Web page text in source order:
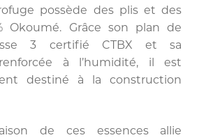
possède des plis et des
Okoumé. Grâce son plan de
3 certifié CTBX et sa
à l’humidité, il est
destiné à la construction
de ces essences allie